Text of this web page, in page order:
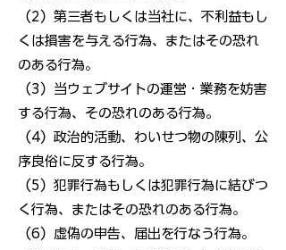
（2）第三者もしくは当社に、不利益もし
くは損害を与える行為、またはその恐れ
のある行為。
（3）当ウェブサイトの運営・業務を妨害
する行為、その恐れのある行為。
（4）政治的活動、わいせつ物の陳列、公
序良俗に反する行為。
（5）犯罪行為もしくは犯罪行為に結びつ
く行為、またはその恐れのある行為。
（6）虚偽の申告、届出を行なう行為。